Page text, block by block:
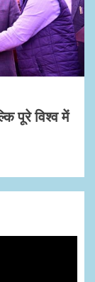
पूरे विश्व में